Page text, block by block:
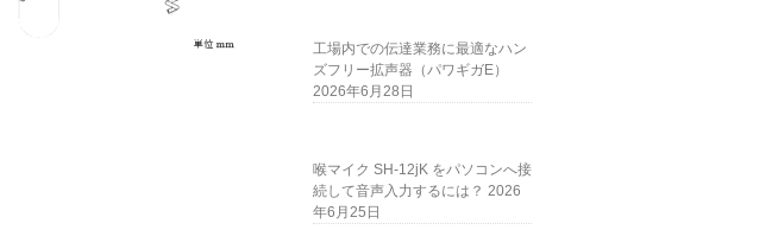
工場内での伝達業務に最適なハン
ズフリー拡声器（パワギガE）
2026年6月28日
喉マイク SH-12jK をパソコンへ接
続して音声入力するには？ 2026
年6月25日